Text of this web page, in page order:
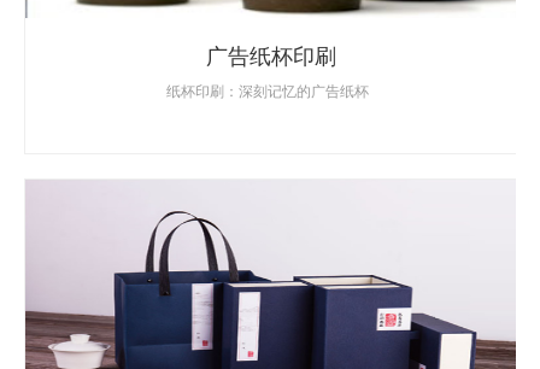
广告纸杯印刷
纸杯印刷：深刻记忆的广告纸杯